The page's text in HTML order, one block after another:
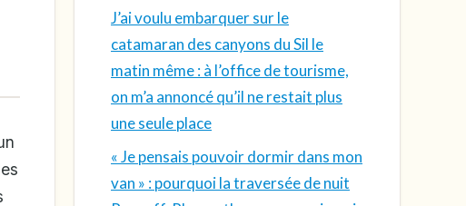
J’ai voulu embarquer sur le
catamaran des canyons du Sil le
matin même : à l’office de tourisme,
on m’a annoncé qu’il ne restait plus
une seule place
« Je pensais pouvoir dormir dans mon
van » : pourquoi la traversée de nuit